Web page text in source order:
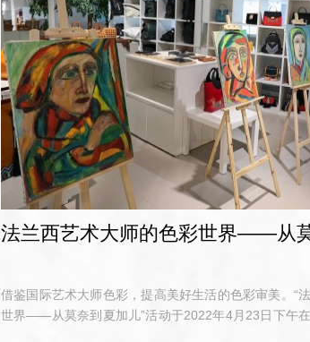
法兰西艺术大师的色彩世界——从
借鉴国际艺术大师色彩，提高美好生活的色彩审美。“
世界——从莫奈到夏加儿”活动于2022年4月23日下午在